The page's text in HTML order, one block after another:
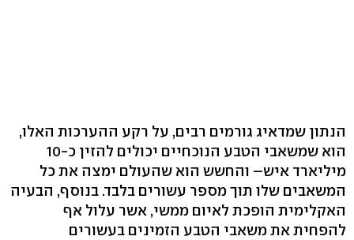
הנתון שמדאיג גורמים רבים, על רקע ההערכות האלו,
הוא שמשאבי הטבע הנוכחיים יכולים להזין כ-10
מיליארד איש– והחשש הוא שהעולם ימצה את כל
המשאבים שלו תוך מספר עשורים בלבד. בנוסף, הבעיה
האקלימית הופכת לאיום ממשי, אשר עלול אף
להפחית את משאבי הטבע הזמינים בעשורים